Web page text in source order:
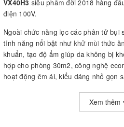
VX40H3 siêu phẩm đời 2018 hàng
điện 100V.
Ngoài chức năng lọc các phân tử bụi
tính năng nổi bật như khử mùi thức
khuẩn, tạo độ ẩm giúp da không bị
hợp cho phòng 30m2, công nghệ
hoạt động êm ái, kiểu dáng nhỏ gọn
- Đặc biệt được trang bị cảm biếnbụi
Xem thêm